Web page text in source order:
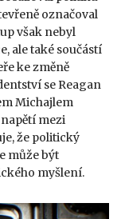
označoval
však nebyl
ale také součástí
ke změně
se Reagan
Michajlem
mezi
že politický
může být
myšlení.